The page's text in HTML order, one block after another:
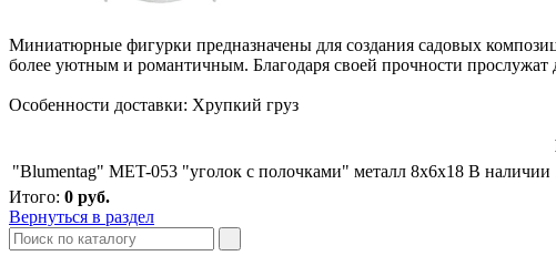
Миниатюрные фигурки предназначены для создания садовых
более уютным и романтичным. Благодаря своей прочности прослужат
Особенности доставки: Хрупкий груз
"Blumentag" MET-053 "уголок с полочками" металл 8x6x18 В наличии
Итого: 0 руб.
Вернуться в раздел